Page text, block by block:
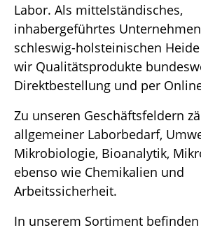
Labor. Als mittelständisches,
inhabergeführtes
schleswig-holsteinischen
wir Qualitätsprodukte
Direktbestellung und per
Zu unseren Geschäftsfeldern
allgemeiner Laborbedarf,
Mikrobiologie, Bioanalytik,
ebenso wie Chemikalien und
Arbeitssicherheit.
In unserem Sortiment